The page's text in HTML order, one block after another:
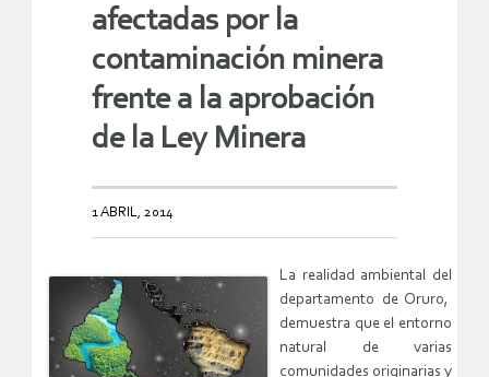
afectadas por la
contaminación minera
frente a la aprobación
de la Ley Minera
1 ABRIL, 2014
La realidad ambiental del
departamento de Oruro,
demuestra que el entorno
natural de varias
comunidades originarias y